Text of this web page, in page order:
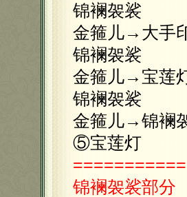
锦襕袈裟
金箍儿→大
锦襕袈裟
金箍儿→宝
锦襕袈裟
金箍儿→锦襕
⑤宝莲灯
锦襕袈裟部分